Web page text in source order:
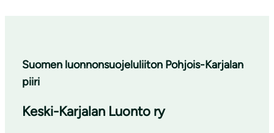
Suomen luonnonsuojeluliiton Pohjois-Karjalan
piiri
Keski-Karjalan Luonto ry